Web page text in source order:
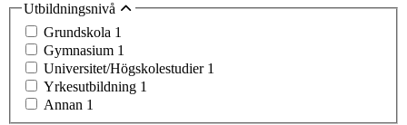
Utbildningsnivå
Grundskola 1
Gymnasium 1
Universitet/Högskolestudier 1
Yrkesutbildning 1
Annan 1